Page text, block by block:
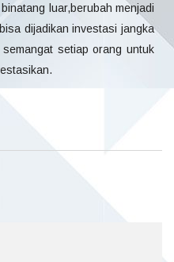
luar,berubah menjadi
dijadikan investasi jangka
setiap orang untuk